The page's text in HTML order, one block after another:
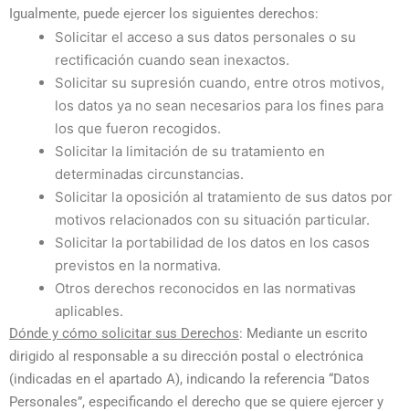
Igualmente, puede ejercer los siguientes derechos:
Solicitar el acceso a sus datos personales o su
rectificación cuando sean inexactos.
Solicitar su supresión cuando, entre otros motivos,
los datos ya no sean necesarios para los fines para
los que fueron recogidos.
Solicitar la limitación de su tratamiento en
determinadas circunstancias.
Solicitar la oposición al tratamiento de sus datos por
motivos relacionados con su situación particular.
Solicitar la portabilidad de los datos en los casos
previstos en la normativa.
Otros derechos reconocidos en las normativas
aplicables.
Dónde y cómo solicitar sus Derechos: Mediante un escrito
dirigido al responsable a su dirección postal o electrónica
(indicadas en el apartado A), indicando la referencia “Datos
Personales”, especificando el derecho que se quiere ejercer y